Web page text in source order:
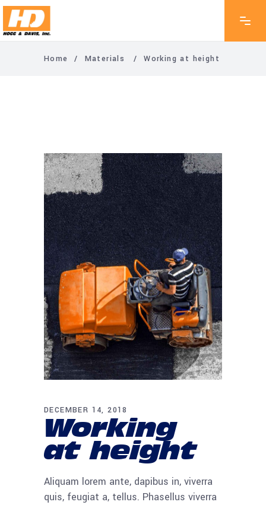
Home / Materials /Working at height
DECEMBER 14, 2018
Working
at height
Aliquam lorem ante, dapibus in, viverra
quis, feugiat a, tellus. Phasellus viverra